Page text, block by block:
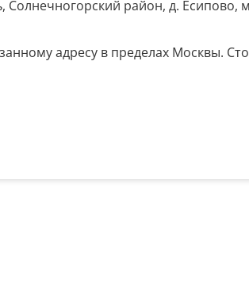
Солнечногорский район, д.
адресу в пределах Москвы.